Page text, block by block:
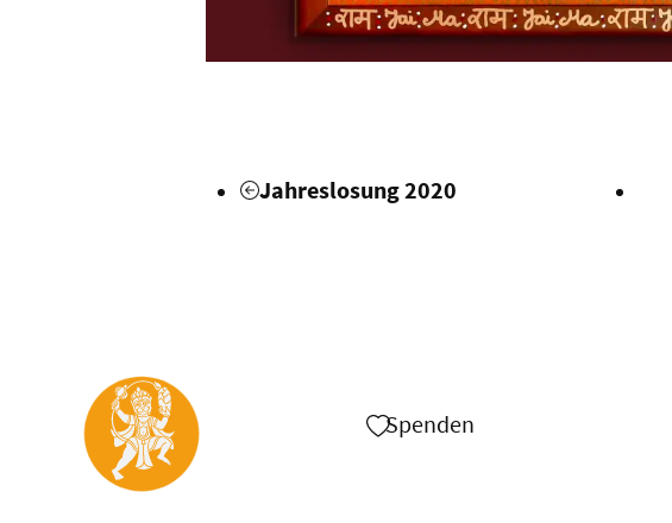
Jahreslosung2020
Spenden